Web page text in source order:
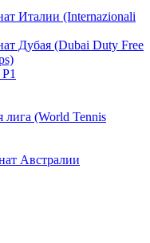
Италии (Internazionali
Дубая (Dubai Duty Free
лига (World Tennis
Австралии